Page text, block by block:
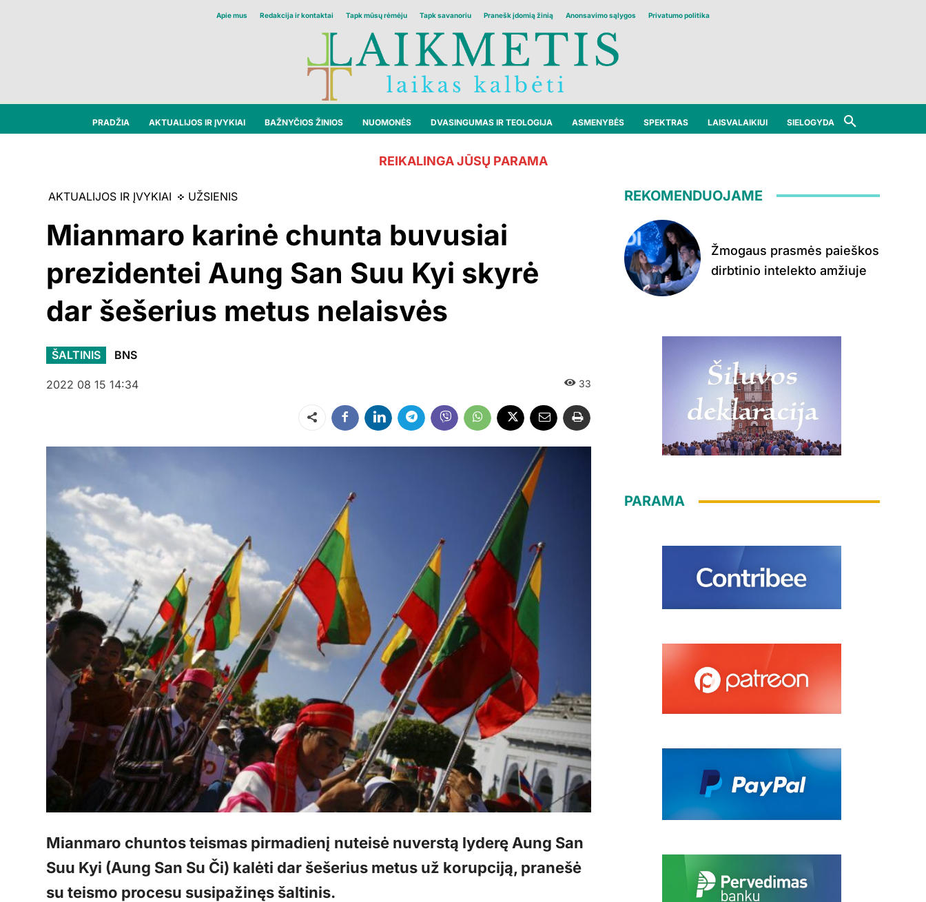
Apie mus Redakcija ir kontaktai Tapk mūsų rėmėju Tapk savanoriu Pranešk įdomią žinią Anonsavimo sąlygos Privatumo politika
PRADŽIA AKTUALIJOS IR ĮVYKIAI BAŽNYČIOS ŽINIOS NUOMONĖS DVASINGUMAS IR TEOLOGIJA ASMENYBĖS SPEKTRAS LAISVALAIKIUI SIELOGYDA
REIKALINGA JŪSŲ PARAMA
AKTUALIJOS IR ĮVYKIAI UŽSIENIS
Mianmaro karinė chunta buvusiai
prezidentei Aung San Suu Kyi skyrė
dar šešerius metus nelaisvės
ŠALTINIS BNS
2022 08 15 14:34 33
Dalintis
Mianmaro chuntos teismas pirmadienį nuteisė nuverstą lyderę Aung San
Suu Kyi (Aung San Su Či) kalėti dar šešerius metus už korupciją, pranešė
su teismo procesu susipažinęs šaltinis.
REKOMENDUOJAME
Žmogaus prasmės paieškos
dirbtinio intelekto amžiuje
PARAMA